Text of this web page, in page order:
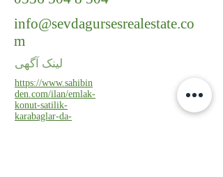
info@sevdagursesrealestate.co
m
لینک آگهی
https://www.sahibin
den.com/ilan/emlak-
konut-satilik-
karabaglar-da-